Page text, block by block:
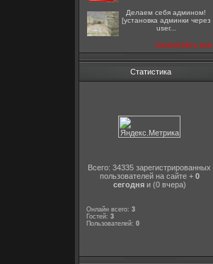
Делаем себя админом!
[установка админки через
user...
посмотреть все
Статистика
Всего: 34335 зарегистрированных
пользователей на сайте + 0
сегодняи (0 вчера)
Онлайн всего: 3
Гостей: 3
Пользователей: 0